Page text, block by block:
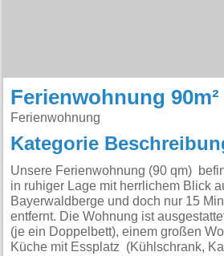
Ferienwohnung 90m²
Ferienwohnung
Kategorie
Unsere Ferienwohnung (90 qm)
in ruhiger Lage mit herrlichem Blick
Bayerwaldberge und doch nur 15
entfernt. Die Wohnung ist
(je ein Doppelbett), einem großen
Küche mit Essplatz (Kühlschrank,